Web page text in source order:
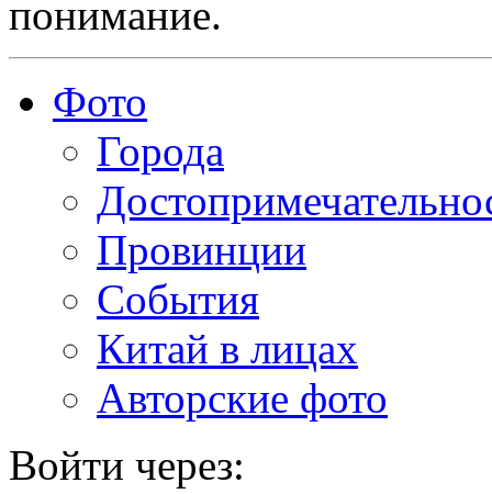
понимание.
Фото
Города
Провинции
События
Китай в лицах
Авторские фото
Войти через: